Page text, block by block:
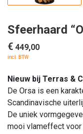
Sfeerhaard
€ 449,00
incl. BTW
Nieuw bij Terras &
De Orsa is een
Scandinavische
De uniek
mooi vlameffect